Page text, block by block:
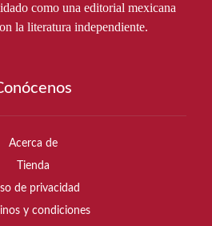
como una editorial mexicana
la literatura independiente.
Acerca de
Tienda
de privacidad
y condiciones